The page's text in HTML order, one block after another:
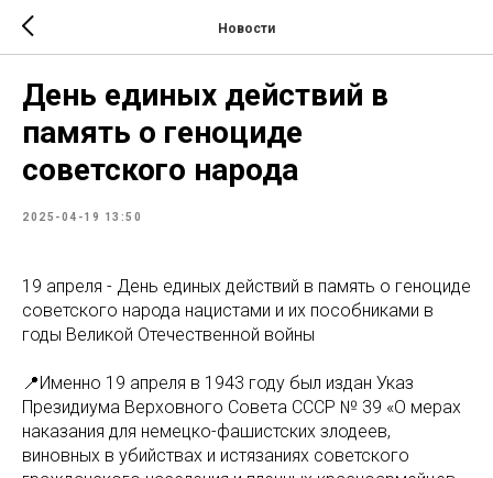
Новости
День единых действий в
память о геноциде
советского народа
2025-04-19 13:50
19 апреля - День единых действий в память о геноциде
советского народа нацистами и их пособниками в
годы Великой Отечественной войны
📍Именно 19 апреля в 1943 году был издан Указ
Президиума Верховного Совета СССР № 39 «О мерах
наказания для немецко-фашистских злодеев,
виновных в убийствах и истязаниях советского